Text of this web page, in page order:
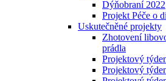
Dýňobraní 2022
Projekt Péče o
Uskutečněné projekty
Zhotovení
prádla
Projektový
Projektový